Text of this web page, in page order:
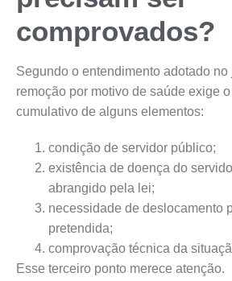
comprovados?
Segundo o entendimento adotado no
remoção por motivo de saúde exige
cumulativo de alguns elementos:
condição de servidor público;
existência de doença do
abrangido pela lei;
necessidade de deslocamento
pretendida;
comprovação técnica da
Esse terceiro ponto merece atenção.